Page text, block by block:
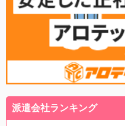
派遣会社ランキング